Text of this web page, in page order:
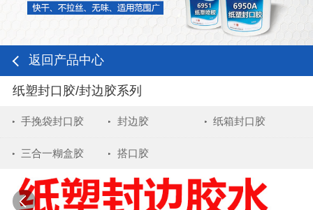
返回产品中心
纸塑封口胶/封边胶系列
手挽袋封口胶 封边胶 纸箱封口胶
三合一糊盒胶 搭口胶